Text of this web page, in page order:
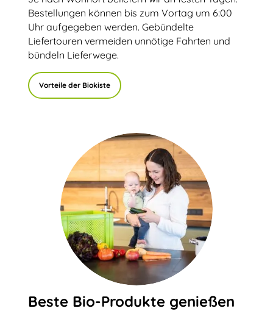
Bestellungen können bis zum Vortag um 6:00
Uhr aufgegeben werden. Gebündelte
Liefertouren vermeiden unnötige Fahrten und
bündeln Lieferwege.
Vorteile der Biokiste
Beste Bio-Produkte genießen